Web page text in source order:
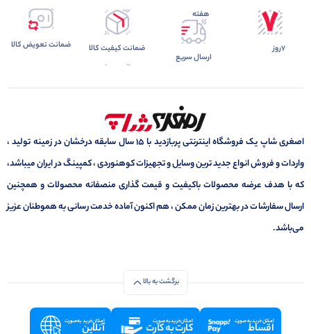
7روز
هفته
ارسال سریع
ضمانت کیفیت کالا ضمانت تعویض کالا
اصغری شاپ یک فروشگاه اینترنتی پربازدید با 15 سال سابقه درخشان در زمینه تولید ،
واردات و فروش انواع جدید ترین وسایل و تجهیزات کوهنوردی ، کمپینگ در ایران میباشد،
که با هدف عرضه محصولات باکیفیت و قیمت گذاری منصفانه محصولات و همچنین
ارسال سفارشات در بهترین زمان ممکن ، هم اکنون آماده خدمت رسانی به هموطنان عزیز
می‌باشد.
برگشت به بالا
امکان خرید به صورت
اقساط امکان خرید به صورت
کارت به کارت امکان خرید به صورت
آنلاین